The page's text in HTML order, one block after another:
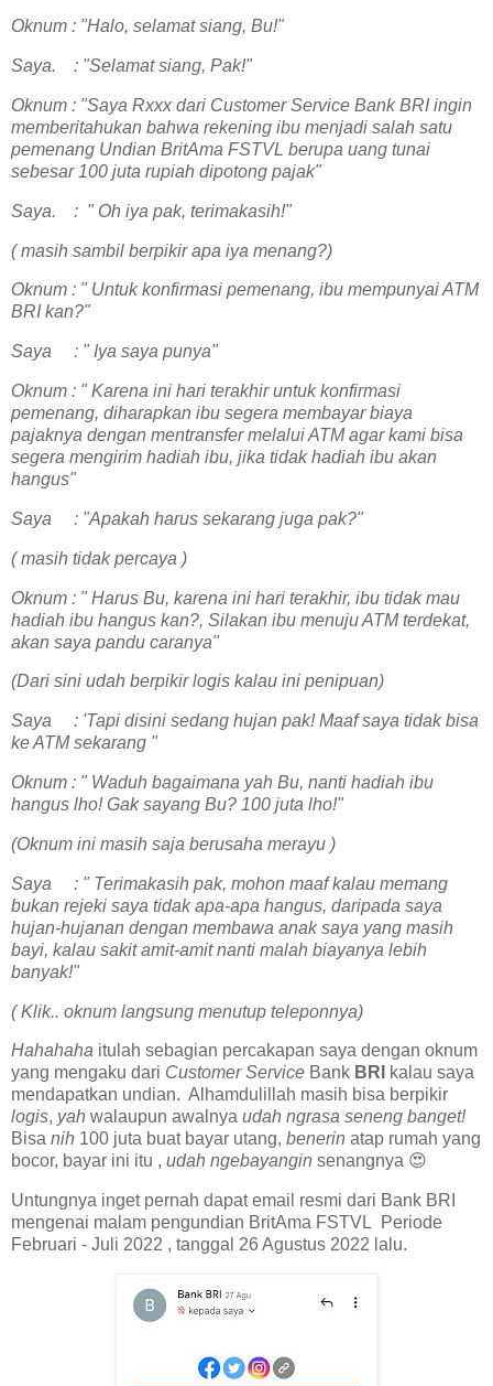
Oknum : "Halo, selamat siang, Bu!"
Saya. : "Selamat siang, Pak!"
Oknum : "Saya Rxxx dari Customer Service Bank BRI ingin
memberitahukan bahwa rekening ibu menjadi salah satu
pemenang Undian BritAma FSTVL berupa uang tunai
sebesar 100 juta rupiah dipotong pajak"
Saya. : " Oh iya pak, terimakasih!"
( masih sambil berpikir apa iya menang?)
Oknum : " Untuk konfirmasi pemenang, ibu mempunyai ATM
BRI kan?"
Saya : " Iya saya punya"
Oknum : " Karena ini hari terakhir untuk konfirmasi
pemenang, diharapkan ibu segera membayar biaya
pajaknya dengan mentransfer melalui ATM agar kami bisa
segera mengirim hadiah ibu, jika tidak hadiah ibu akan
hangus"
Saya : "Apakah harus sekarang juga pak?"
( masih tidak percaya )
Oknum : " Harus Bu, karena ini hari terakhir, ibu tidak mau
hadiah ibu hangus kan?, Silakan ibu menuju ATM terdekat,
akan saya pandu caranya"
(Dari sini udah berpikir logis kalau ini penipuan)
Saya : 'Tapi disini sedang hujan pak! Maaf saya tidak bisa
ke ATM sekarang "
Oknum : " Waduh bagaimana yah Bu, nanti hadiah ibu
hangus lho! Gak sayang Bu? 100 juta lho!"
(Oknum ini masih saja berusaha merayu )
Saya : " Terimakasih pak, mohon maaf kalau memang
bukan rejeki saya tidak apa-apa hangus, daripada saya
hujan-hujanan dengan membawa anak saya yang masih
bayi, kalau sakit amit-amit nanti malah biayanya lebih
banyak!"
( Klik.. oknum langsung menutup teleponnya)
Hahahaha itulah sebagian percakapan saya dengan oknum
yang mengaku dari Customer Service Bank BRI
kalau saya
mendapatkan undian. Alhamdulillah masih bisa berpikir
logis, yah walaupun awalnya udah ngrasa seneng banget!
Bisa nih 100 juta buat bayar utang, benerin atap rumah yang
bocor, bayar ini itu , udah ngebayangin senangnya 😍
Untungnya inget pernah dapat email resmi dari Bank BRI
mengenai malam pengundian BritAma FSTVL Periode
Februari - Juli 2022 , tanggal 26 Agustus 2022 lalu.